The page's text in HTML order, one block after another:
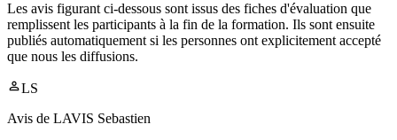
Les avis figurant ci-dessous sont issus des fiches d'évaluation que
remplissent les participants à la fin de la formation. Ils sont ensuite
publiés automatiquement si les personnes ont explicitement accepté
que nous les diffusions.
LS
Avis de LAVIS Sebastien